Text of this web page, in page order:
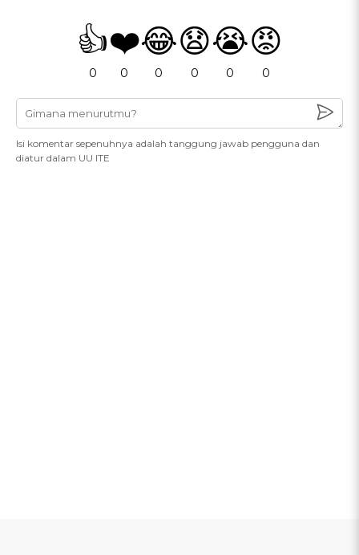
👍
0
❤️
0
😂
0
😧
0
😭
0
😡
0
Isi komentar sepenuhnya adalah tanggung jawab pengguna dan
diatur dalam UU ITE